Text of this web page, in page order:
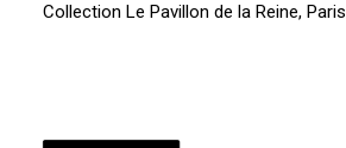
Collection Le Pavillon de la Reine, Paris